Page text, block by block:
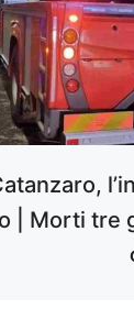
| Morti tre